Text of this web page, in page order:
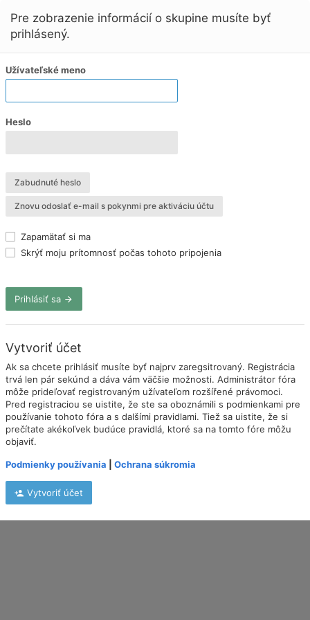
Pre zobrazenie informácií o skupine musíte byť
prihlásený.
Užívateľské meno
Heslo
Zabudnuté heslo
Znovu odoslať e-mail s pokynmi pre aktiváciu účtu
Zapamätať si ma
Skrýť moju prítomnosť počas tohoto pripojenia
Prihlásiť sa
Vytvoriť účet
Ak sa chcete prihlásiť musíte byť najprv zaregsitrovaný. Registrácia
trvá len pár sekúnd a dáva vám väčšie možnosti. Administrátor fóra
môže prideľovať registrovaným užívateľom rozšířené právomoci.
Pred registraciou se uistite, že ste sa oboznámili s podmienkami pre
používanie tohoto fóra a s dalšími pravidlami. Tiež sa uistite, že si
prečítate akékoľvek budúce pravidlá, ktoré sa na tomto fóre môžu
objaviť.
Podmienky používania Ochrana súkromia
Vytvoriť účet